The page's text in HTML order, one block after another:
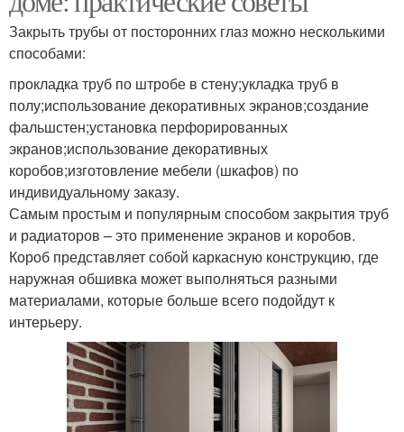
Закрыть трубы от посторонних глаз можно несколькими
способами:
прокладка труб по штробе в стену;укладка труб в
полу;использование декоративных экранов;создание
фальшстен;установка перфорированных
экранов;использование декоративных
коробов;изготовление мебели (шкафов) по
индивидуальному заказу.
Самым простым и популярным способом закрытия труб
и радиаторов – это применение экранов и коробов.
Короб представляет собой каркасную конструкцию, где
наружная обшивка может выполняться разными
материалами, которые больше всего подойдут к
интерьеру.